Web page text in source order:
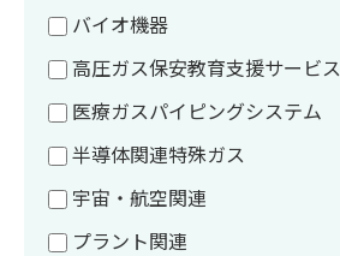
バイオ機器
高圧ガス保安教育支援サービス
医療ガスパイピングシステム
半導体関連特殊ガス
宇宙・航空関連
プラント関連